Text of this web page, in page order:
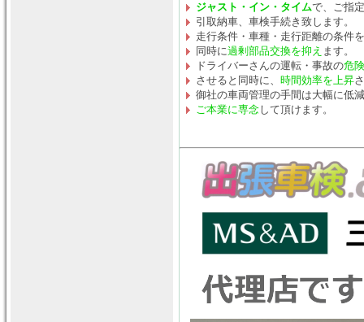
ジャスト・イン・タイムで、ご指
引取納車、車検手続き致します。
走行条件・車種・走行距離の条件
同時に過剰部品交換を抑え ます。
ドライバーさんの運転・事故の危
させると同時に、 時間効率を上昇
御社の車両管理の手間は大幅に低
ご本業に専念して頂けます。